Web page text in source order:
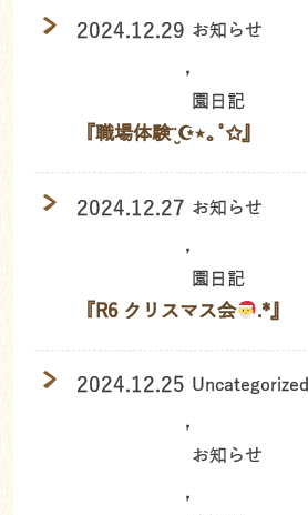
2024.12.29 お知らせ
,
園日記
『職場体験¨̮☪︎⋆｡˚✩』
2024.12.27 お知らせ
,
園日記
『R6 クリスマス会 .*』
2024.12.25 Uncategorized
,
お知らせ
,